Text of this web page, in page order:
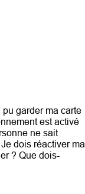
garder ma carte
est activé
ne sait
dois réactiver ma
? Que dois-